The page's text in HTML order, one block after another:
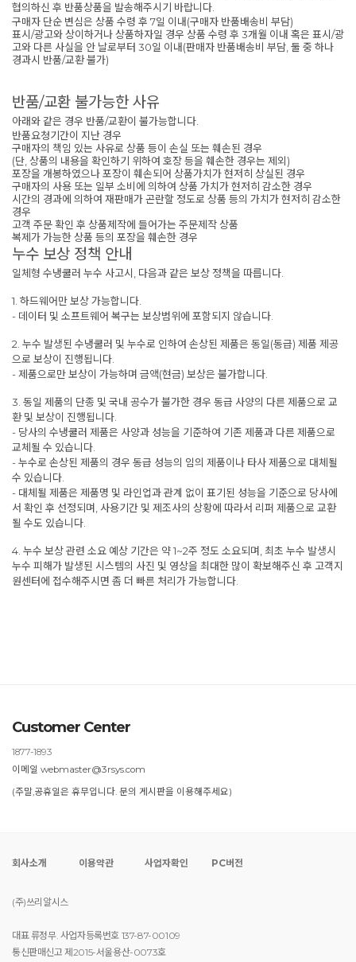
협의하신 후 반품상품을 발송해주시기 바랍니다.
구매자 단순 변심은 상품 수령 후 7일 이내(구매자 반품배송비 부담)
표시/광고와 상이하거나 상품하자일 경우 상품 수령 후 3개월 이내 혹은 표시/광
고와 다른 사실을 안 날로부터 30일 이내(판매자 반품배송비 부담, 둘 중 하나
경과시 반품/교환 불가)
반품/교환 불가능한 사유
아래와 같은 경우 반품/교환이 불가능합니다.
반품요청기간이 지난 경우
구매자의 책임 있는 사유로 상품 등이 손실 또는 훼손된 경우
(단, 상품의 내용을 확인하기 위하여 호장 등을 훼손한 경우는 제외)
포장을 개봉하였으나 포장이 훼손되어 상품가치가 현저히 상실된 경우
구매자의 사용 또는 일부 소비에 의하여 상품 가치가 현저히 감소한 경우
시간의 경과에 의하여 재판매가 곤란할 정도로 상품 등의 가치가 현저히 감소한
경우
고객 주문 확인 후 상품제작에 들어가는 주문제작 상품
복제가 가능한 상품 등의 포장을 훼손한 경우
누수 보상 정책 안내
일체형 수냉쿨러 누수 사고시, 다음과 같은 보상 정책을 따릅니다.
1. 하드웨어만 보상 가능합니다.
- 데이터 및 소프트웨어 복구는 보상범위에 포함되지 않습니다.
2. 누수 발생된 수냉쿨러 및 누수로 인하여 손상된 제품은 동일(동급) 제품 제공
으로 보상이 진행됩니다.
- 제품으로만 보상이 가능하며 금액(현금) 보상은 불가합니다.
3. 동일 제품의 단종 및 국내 공수가 불가한 경우 동급 사양의 다른 제품으로 교
환 및 보상이 진행됩니다.
- 당사의 수냉쿨러 제품은 사양과 성능을 기준하여 기존 제품과 다른 제품으로
교체될 수 있습니다.
- 누수로 손상된 제품의 경우 동급 성능의 임의 제품이나 타사 제품으로 대체될
수 있습니다.
- 대체될 제품은 제품명 및 라인업과 관계 없이 표기된 성능을 기준으로 당사에
서 확인 후 선정되며, 사용기간 및 제조사의 상황에 따라서 리퍼 제품으로 교환
될 수도 있습니다.
4. 누수 보상 관련 소요 예상 기간은 약 1~2주 정도 소요되며, 최초 누수 발생시
누수 피해가 발생된 시스템의 사진 및 영상을 최대한 많이 확보해주신 후 고객지
원센터에 접수해주시면 좀 더 빠른 처리가 가능합니다.
Customer Center
1877-1893
이메일 webmaster@3rsys.com
(주말,공휴일은 휴무입니다. 문의 게시판을 이용해주세요)
회사소개 이용약관 사업자확인 PC버전
(주)쓰리알시스
대표 류정무. 사업자등록번호 137-87-00109
통신판매신고 제2015-서울용산-0073호